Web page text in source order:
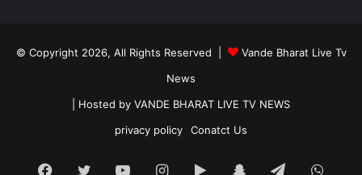
© Copyright 2026, All Rights Reserved |
Vande Bharat Live Tv
News
| Hosted by VANDE BHARAT LIVE TV NEWS
privacy policy
Conatct Us
Facebook
Twitter YouTubeInstagram
GoogleSnapchatTelegram